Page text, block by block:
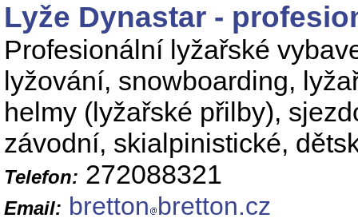
Lyže Dynastar -
Profesionální lyžařské
lyžování, snowboarding,
helmy (lyžařské přilby),
závodní, skialpinistické,
Telefon: 272088321
Email: bretton bretton.cz